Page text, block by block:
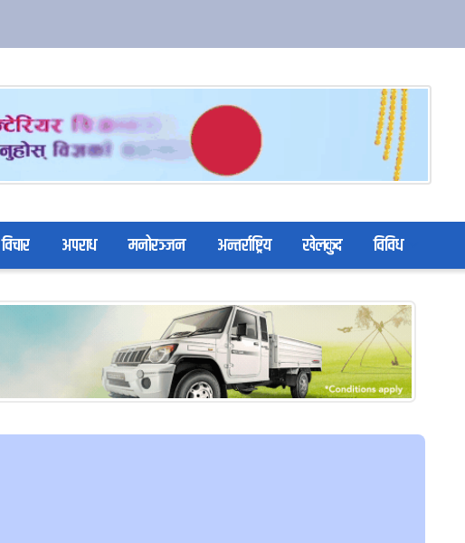
विचार अपराध मनोरञ्जन अन्तर्राष्ट्रिय खेलकुद विविध